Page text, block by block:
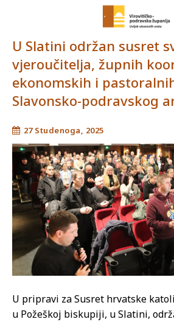
U Slatini održan susret
vjeroučitelja, župnih
ekonomskih i
Slavonsko-podravskog
27 Studenoga, 2025
U pripravi za Susret hrvatske
u Požeškoj biskupiji, u Slatini,